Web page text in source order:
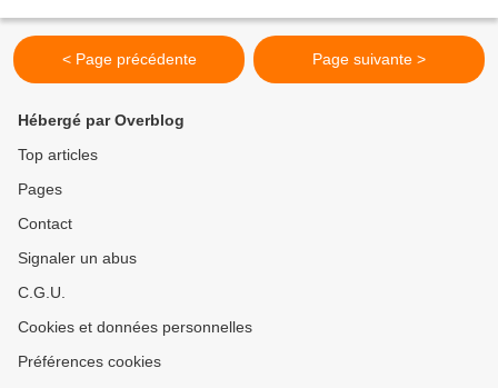
< Page précédente Page suivante >
Hébergé par Overblog
Top articles
Pages
Contact
Signaler un abus
C.G.U.
Cookies et données personnelles
Préférences cookies